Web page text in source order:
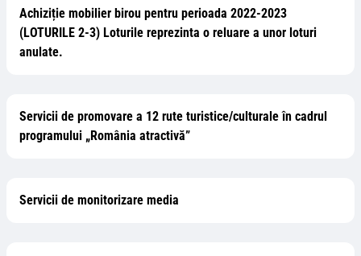
Achiziție mobilier birou pentru perioada 2022-2023
(LOTURILE 2-3) Loturile reprezinta o reluare a unor loturi
anulate.
Servicii de promovare a 12 rute turistice/culturale în cadrul
programului „România atractivă”
Servicii de monitorizare media